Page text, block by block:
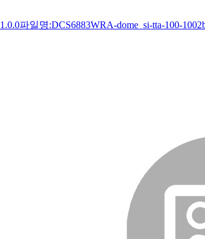
파일명:DCS6883WRA-dome_si-tta-100-